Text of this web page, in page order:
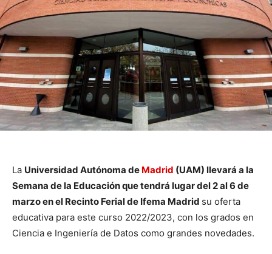
La Universidad Autónoma de Madrid (UAM) llevará a la
Semana de la Educación que tendrá lugar del 2 al 6 de
marzo en el Recinto Ferial de Ifema Madrid su oferta
educativa para este curso 2022/2023, con los grados en
Ciencia e Ingeniería de Datos como grandes novedades.